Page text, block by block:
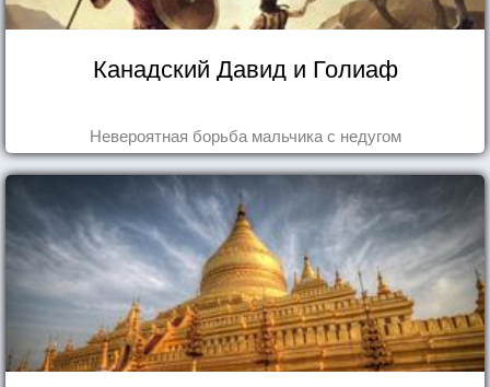
Канадский Давид и Голиаф
Невероятная борьба мальчика с недугом